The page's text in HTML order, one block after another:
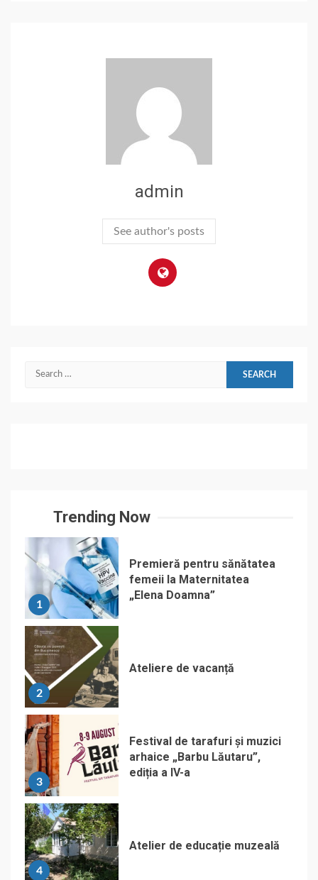
admin
See author's posts
Search
Trending Now
1
Premieră pentru sănătatea
femeii la Maternitatea
„Elena Doamna”
2
Ateliere de vacanță
3
Festival de tarafuri și muzici
arhaice „Barbu Lăutaru”,
ediția a IV-a
4
Atelier de educație muzeală